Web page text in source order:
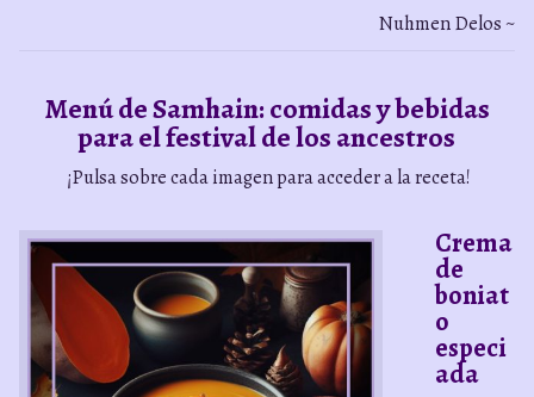
Nuhmen Delos ~
Menú de Samhain: comidas y bebidas
para el festival de los ancestros
¡Pulsa sobre cada imagen para acceder a la receta!
Crema
de
boniat
o
especi
ada